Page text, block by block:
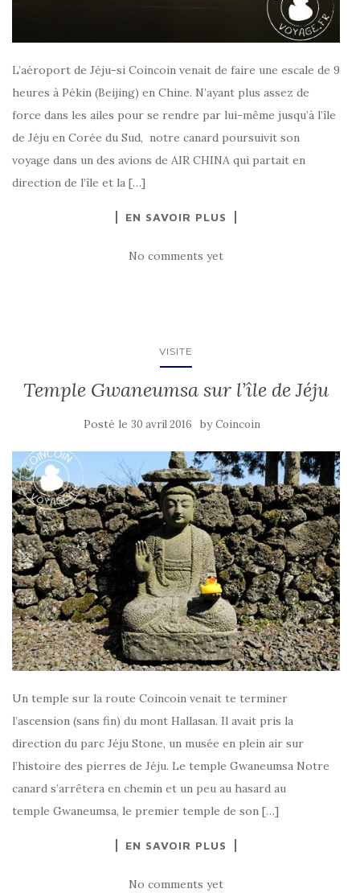
L’aéroport de Jéju-si Coincoin venait de faire une escale de 9
heures à Pékin (Beijing) en Chine. N’ayant plus assez de
force dans les ailes pour se rendre par lui-même jusqu’à l’île
de Jéju en Corée du Sud, notre canard poursuivit son
voyage dans un des avions de AIR CHINA qui partait en
direction de l’île et la […]
EN SAVOIR PLUS
No comments yet
VISITE
Temple Gwaneumsa sur l’île de Jéju
Posté le 30 avril 2016 byCoincoin
Un temple sur la route Coincoin venait te terminer
l’ascension (sans fin) du mont Hallasan. Il avait pris la
direction du parc Jéju Stone, un musée en plein air sur
l’histoire des pierres de Jéju. Le temple Gwaneumsa Notre
canard s’arrêtera en chemin et un peu au hasard au
temple Gwaneumsa, le premier temple de son […]
EN SAVOIR PLUS
No comments yet